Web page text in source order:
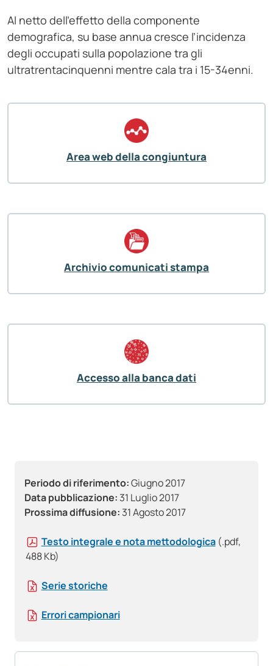
Periodo di riferimento:Giugno 2017
Data pubblicazione: 31 Luglio 2017
Prossima diffusione: 31 Agosto 2017
Testo integrale e nota mettodologica (.pdf,
488 Kb)
Serie storiche
Errori campionari
Al netto dell’effetto della componente
demografica, su base annua cresce l’incidenza
degli occupati sulla popolazione tra gli
ultratrentacinquenni mentre cala tra i 15-34enni.
Area web della congiuntura
Archivio comunicati stampa
Accesso alla banca dati